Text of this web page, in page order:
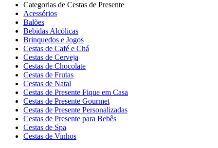
Categorias de Cestas de Presente
Acessórios
Balões
Bebidas Alcólicas
Brinquedos e Jogos
Cestas de Café e Chá
Cestas de Cerveja
Cestas de Chocolate
Cestas de Frutas
Cestas de Natal
Cestas de Presente Fique em Casa
Cestas de Presente Gourmet
Cestas de Presente Personalizadas
Cestas de Presente para Bebês
Cestas de Spa
Cestas de Vinhos